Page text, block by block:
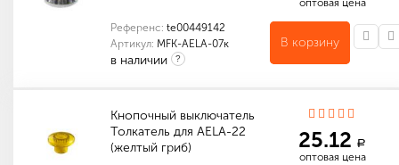
Референс: te00449142
Артикул: MFK-AELA-07к
в наличии ?
оптовая цена
В корзину
Кнопочный выключатель
Толкатель для AELA-22
(желтый гриб)
25.12 a
оптовая цена